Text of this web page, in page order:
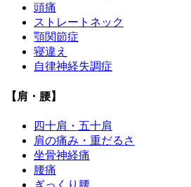
頭痛
ストレートネック
顎関節症
寝違え
自律神経失調症
【肩・腰】
四十肩・五十肩
肩の痛み・重だるさ
坐骨神経痛
腰痛
ぎっくり腰